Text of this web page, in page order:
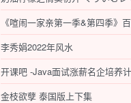
《喧闹一家亲第一季&第四季》
李秀娟2022年风水
金枝欲孽 泰国版上下集